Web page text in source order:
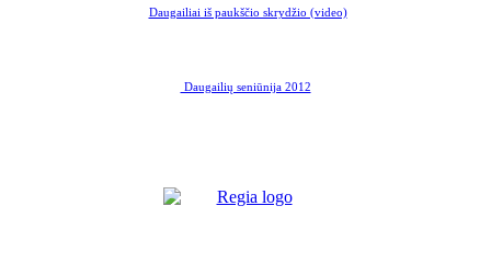
Daugailiai iš paukščio skrydžio (video)
Daugailių seniūnija 2012